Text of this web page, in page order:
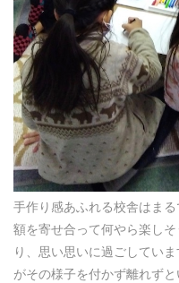
手作り感あふれる校舎はま
額を寄せ合って何やら楽し
り、思い思いに過ごしてい
がその様子を付かず離れず